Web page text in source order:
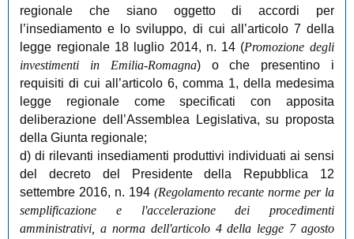
regionale che siano oggetto di accordi per
l’insediamento e lo sviluppo, di cui all’articolo 7 della
legge regionale 18 luglio 2014, n. 14 (Promozione degli
investimenti in Emilia-Romagna) o che presentino i
requisiti di cui all’articolo 6, comma 1, della medesima
legge regionale come specificati con apposita
deliberazione dell’Assemblea Legislativa, su proposta
della Giunta regionale;
d) di rilevanti insediamenti produttivi individuati ai sensi
del decreto del Presidente della Repubblica 12
settembre 2016, n. 194 (Regolamento recante norme per la
semplificazione e l'accelerazione dei procedimenti
amministrativi, a norma dell'articolo 4 della legge 7 agosto